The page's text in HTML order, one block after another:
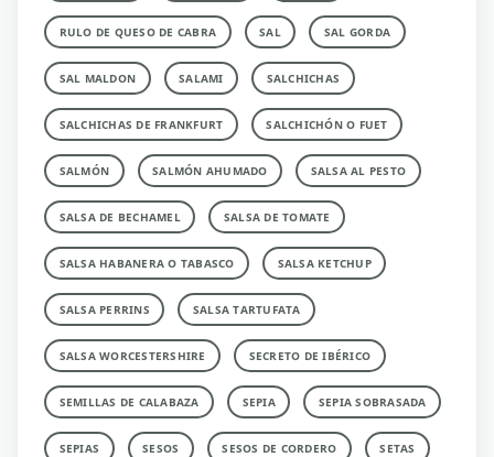
RULO DE QUESO DE CABRA SAL SAL GORDA
SAL MALDON SALAMI SALCHICHAS
SALCHICHAS DE FRANKFURT SALCHICHÓN O FUET
SALMÓN SALMÓN AHUMADO SALSA AL PESTO
SALSA DE BECHAMEL SALSA DE TOMATE
SALSA HABANERA O TABASCO SALSA KETCHUP
SALSA PERRINS SALSA TARTUFATA
SALSA WORCESTERSHIRE SECRETO DE IBÉRICO
SEMILLAS DE CALABAZA SEPIA SEPIA SOBRASADA
SEPIAS SESOS SESOS DE CORDERO SETAS